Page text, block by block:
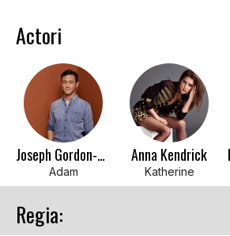
Actori
Joseph Gordon-Levitt
Adam
Anna Kendrick
Katherine
Regia: